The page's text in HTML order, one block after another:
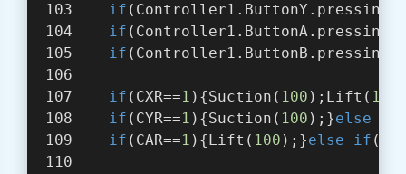
if
if
if
if (CXR==1 ){Suction( 100 );Lift( 100
if (CYR==1 ){Suction( 100 );}else
if (CAR==1 ){Lift( 100 );}else if